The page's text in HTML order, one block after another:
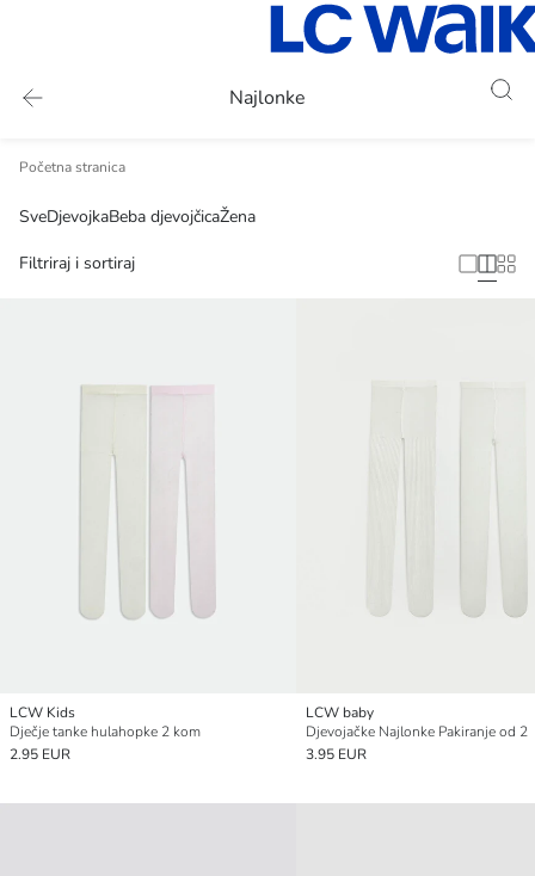
Najlonke
Početna stranica
SveDjevojkaBeba djevojčicaŽena
Filtriraj i sortiraj
LCW Kids
Dječje tanke hulahopke 2 kom
2.95 EUR
LCW baby
Djevojačke Najlonke Pakiranje od 2
3.95 EUR